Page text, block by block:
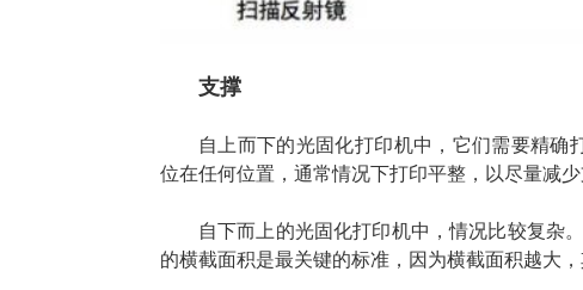
支撑
自上而下的光固化打印机中，它们需要精确
位在任何位置，通常情况下打印平整，以尽量减少
自下而上的光固化打印机中，情况比较复杂
的横截面积是最关键的标准，因为横截面积越大